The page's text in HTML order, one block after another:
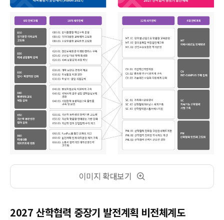
이미지 확대보기
2027 산학협력 중장기 발전계획 비전체계도